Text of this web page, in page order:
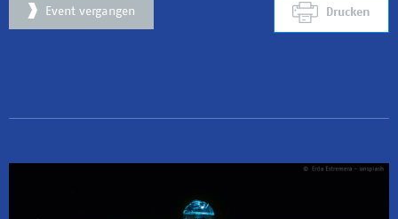
Event vergangen Drucken